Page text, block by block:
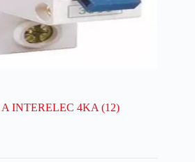
INTERELEC 4KA (12)